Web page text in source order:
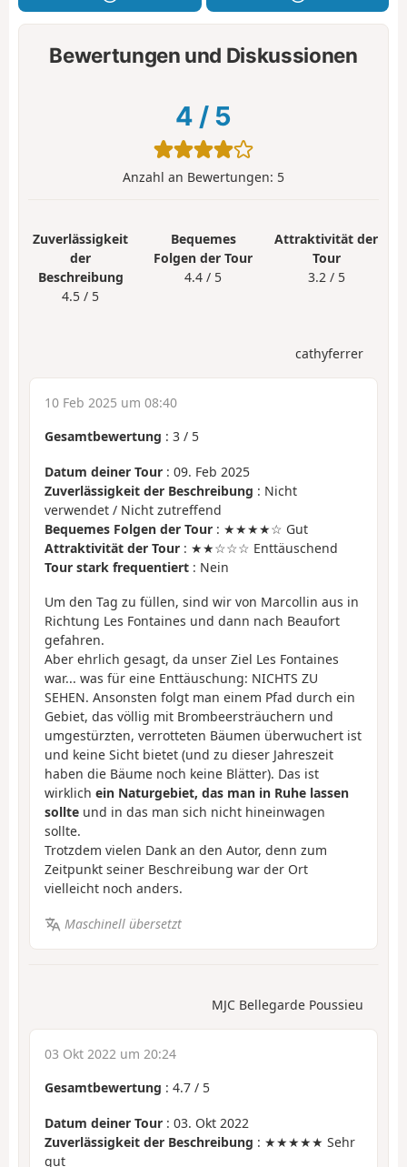
Bewertungen und Diskussionen
4 / 5
Anzahl an Bewertungen: 5
Zuverlässigkeit
der
Beschreibung
4.5 / 5
Bequemes
Folgen der Tour
4.4 / 5
Attraktivität der
Tour
3.2 / 5
cathyferrer
10 Feb 2025 um 08:40
Gesamtbewertung : 3 / 5
Datum deiner Tour : 09. Feb 2025
Zuverlässigkeit der Beschreibung : Nicht
verwendet / Nicht zutreffend
Bequemes Folgen der Tour : ★★★★☆ Gut
Attraktivität der Tour : ★★☆☆☆ Enttäuschend
Tour stark frequentiert : Nein
Um den Tag zu füllen, sind wir von Marcollin aus in
Richtung Les Fontaines und dann nach Beaufort
gefahren.
Aber ehrlich gesagt, da unser Ziel Les Fontaines
war... was für eine Enttäuschung: NICHTS ZU
SEHEN. Ansonsten folgt man einem Pfad durch ein
Gebiet, das völlig mit Brombeersträuchern und
umgestürzten, verrotteten Bäumen überwuchert ist
und keine Sicht bietet (und zu dieser Jahreszeit
haben die Bäume noch keine Blätter). Das ist
wirklich ein Naturgebiet, das man in Ruhe lassen
sollte und in das man sich nicht hineinwagen
sollte.
Trotzdem vielen Dank an den Autor, denn zum
Zeitpunkt seiner Beschreibung war der Ort
vielleicht noch anders.
Maschinell übersetzt
MJC Bellegarde Poussieu
03 Okt 2022 um 20:24
Gesamtbewertung : 4.7 / 5
Datum deiner Tour : 03. Okt 2022
Zuverlässigkeit der Beschreibung : ★★★★★ Sehr
gut